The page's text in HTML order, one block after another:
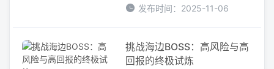
发布时间：2025-11-06
挑战海边BOSS：高风险与高
回报的终极试炼